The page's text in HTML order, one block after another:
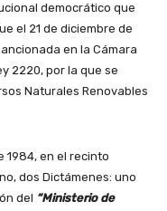
democrático que
el 21 de diciembre de
en la Cámara
2220, por la que se
Naturales Renovables
1984, en el recinto
dos Dictámenes: uno
del “Ministerio de